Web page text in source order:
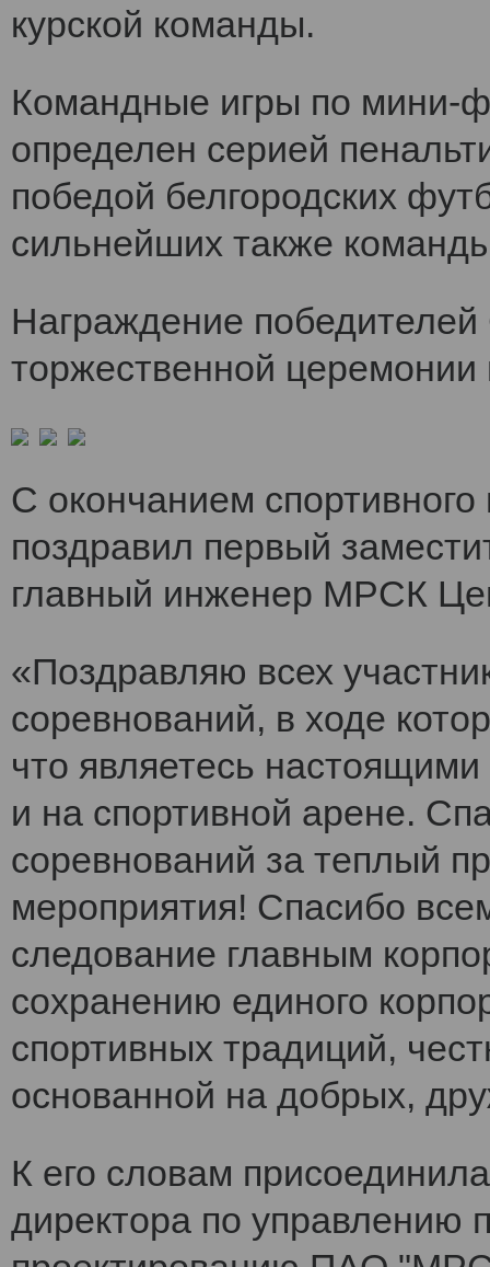
курской команды.
Командные игры по мини-
определен серией
победой белгородских
сильнейших также
Награждение
торжественной
С окончанием
поздравил первый
главный инженер МРСК
«Поздравляю всех
соревнований, в ходе
что являетесь
и на спортивной арене.
соревнований за теплый
мероприятия! Спасибо
следование главным
сохранению единого
спортивных традиций,
основанной на добрых,
К его словам
директора по управлению